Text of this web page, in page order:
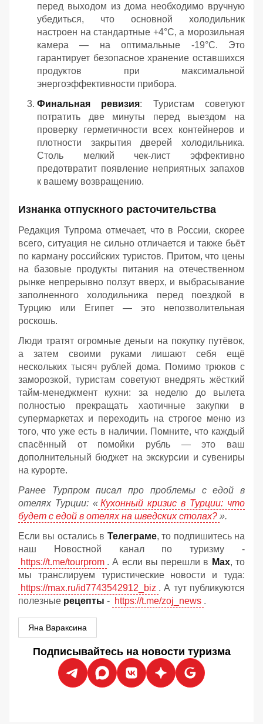
перед выходом из дома необходимо вручную
убедиться, что основной холодильник
настроен на стандартные +4°C, а морозильная
камера — на оптимальные -19°C. Это
гарантирует безопасное хранение оставшихся
продуктов при максимальной
энергоэффективности прибора.
Финальная ревизия: Туристам советуют
потратить две минуты перед выездом на
проверку герметичности всех контейнеров и
плотности закрытия дверей холодильника.
Столь мелкий чек-лист эффективно
предотвратит появление неприятных запахов
к вашему возвращению.
Изнанка отпускного расточительства
Редакция Тупрома отмечает, что в России, скорее
всего, ситуация не сильно отличается и также бьёт
по карману российских туристов. Притом, что цены
на базовые продукты питания на отечественном
рынке непрерывно ползут вверх, и выбрасывание
заполненного холодильника перед поездкой в
Турцию или Египет — это непозволительная
роскошь.
Люди тратят огромные деньги на покупку путёвок,
а затем своими руками лишают себя ещё
нескольких тысяч рублей дома. Помимо трюков с
заморозкой, туристам советуют внедрять жёсткий
тайм-менеджмент кухни: за неделю до вылета
полностью прекращать хаотичные закупки в
супермаркетах и переходить на строгое меню из
того, что уже есть в наличии. Помните, что каждый
спасённый от помойки рубль — это ваш
дополнительный бюджет на экскурсии и сувениры
на курорте.
Ранее Турпром писал про проблемы с едой в
отелях Турции: « Кухонный кризис в Турции: что
будет с едой в отелях на шведских столах? ».
Если вы остались в Телеграме, то подпишитесь на
наш Новостной канал по туризму -
https://t.me/tourprom . А если вы перешли в Мах, то
мы транслируем туристические новости и туда:
https://max.ru/id7743542912_biz . А тут публикуются
полезные рецепты - https://t.me/zoj_news .
Яна Вараксина
Подписывайтесь на новости туризма